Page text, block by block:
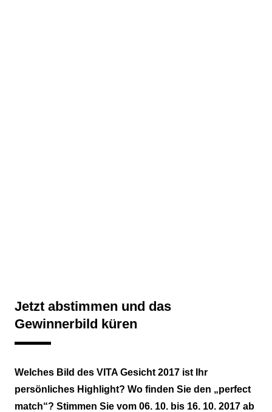
Jetzt abstimmen und das
Gewinnerbild küren
Welches Bild des VITA Gesicht 2017 ist Ihr
persönliches Highlight? Wo finden Sie den „perfect
match“? Stimmen Sie vom 06. 10. bis 16. 10. 2017 ab